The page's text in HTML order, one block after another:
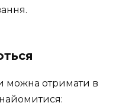
можна отримати в